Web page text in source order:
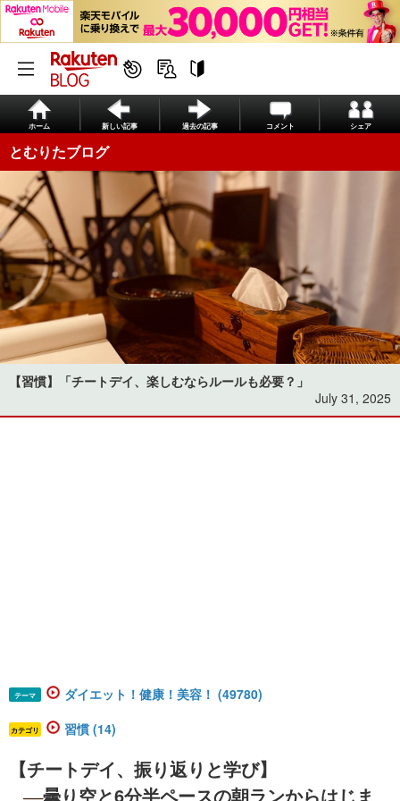
ホーム 新しい記事 過去の記事 コメント シェア
とむりたブログ
【習慣】「チートデイ、楽しむならルールも必要？」
July 31, 2025
テーマ ダイエット！健康！美容！ (49780)
カテゴリ 習慣 (14)
【チートデイ、振り返りと学び】
──曇り空と6分半ペースの朝ランからはじま